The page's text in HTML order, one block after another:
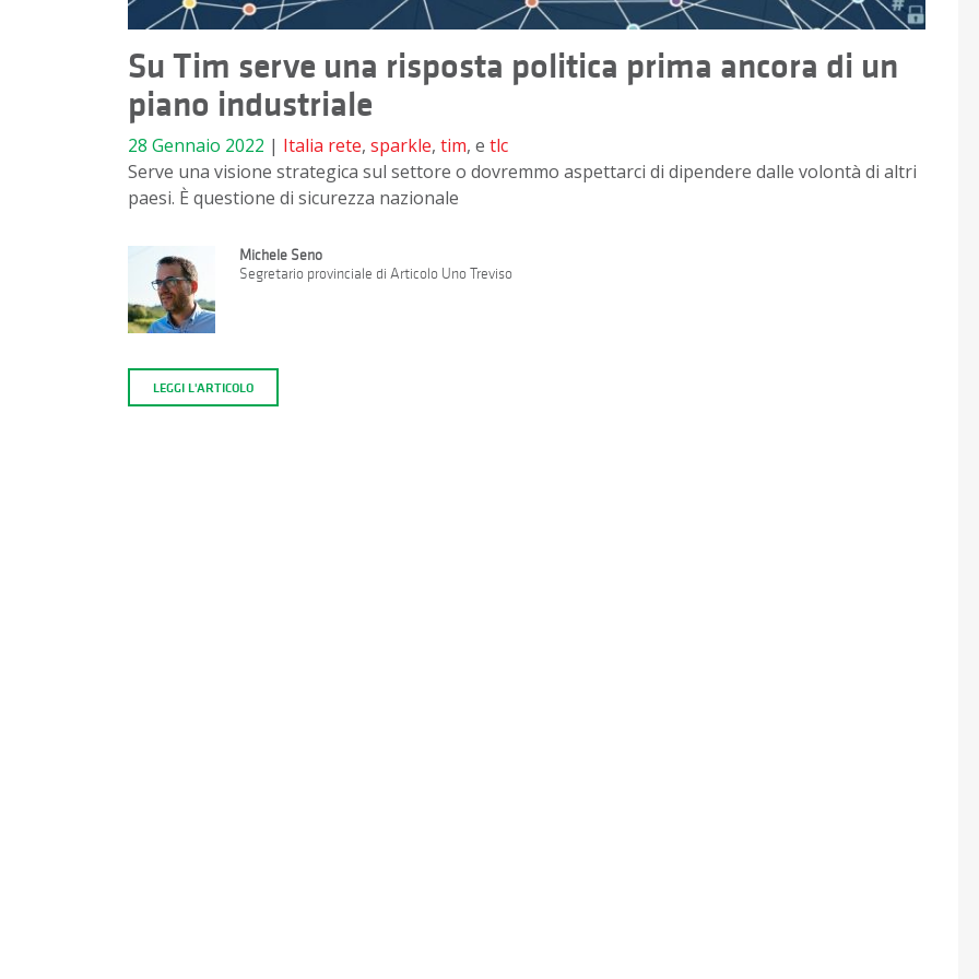
Su Tim serve una risposta politica prima ancora di un
piano industriale
28 Gennaio 2022 | Italia rete, sparkle, tim, e tlc
Serve una visione strategica sul settore o dovremmo aspettarci di dipendere dalle volontà di altri
paesi. È questione di sicurezza nazionale
Michele Seno
Segretario provinciale di Articolo Uno Treviso
LEGGI L'ARTICOLO